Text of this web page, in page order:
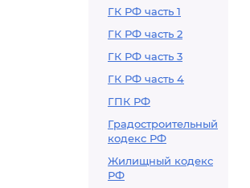
ГК РФ часть 1
ГК РФ часть 2
ГК РФ часть 3
ГК РФ часть 4
ГПК РФ
Градостроительный
кодекс РФ
Жилищный кодекс
РФ